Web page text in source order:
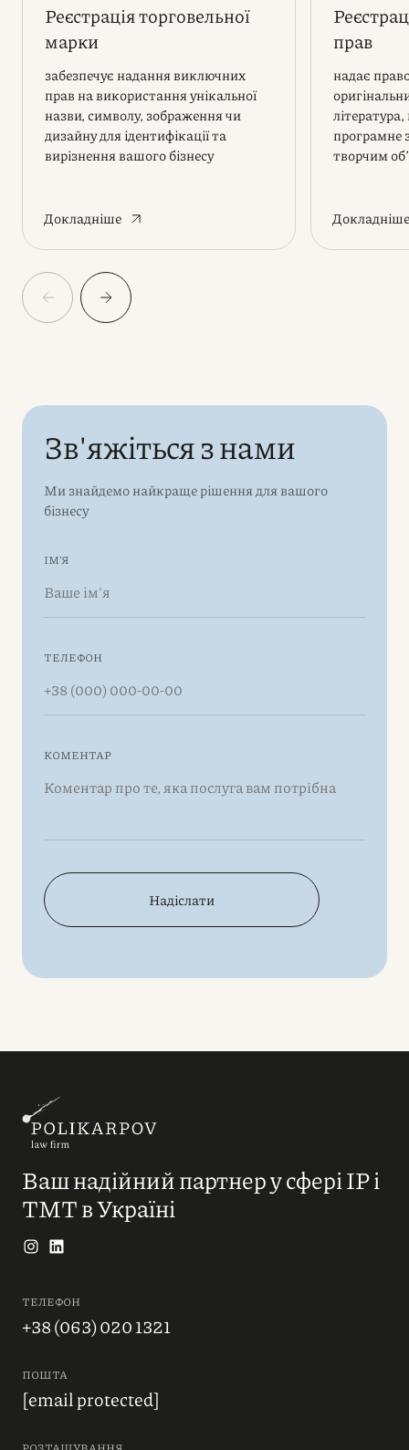
Реєстрація торговельної
марки
забезпечує надання виключних
прав на використання унікальної
назви, символу, зображення чи
дизайну для ідентифікації та
вирізнення вашого бізнесу
Докладніше
прав
надає
програмне
творчим
Докладніше
Зв'яжіться з нами
Ми знайдемо найкраще рішення для вашого
бізнесу
ІМ'Я
ТЕЛЕФОН
КОМЕНТАР
Надіслати
Ваш надійний партнер у сфері IP і
ТМТ в Україні
ТЕЛЕФОН
+38 (063) 020 1321
ПОШТА
[email protected]